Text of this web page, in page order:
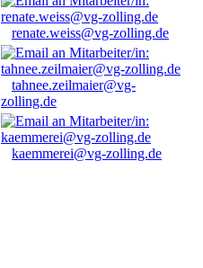
renate.weiss@vg-zolling.de
tahnee.zeilmaier@vg-
zolling.de
kaemmerei@vg-zolling.de